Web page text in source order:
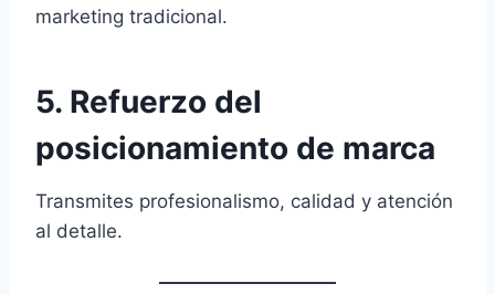
marketing tradicional.
5. Refuerzo del
posicionamiento de marca
Transmites profesionalismo, calidad y atención
al detalle.